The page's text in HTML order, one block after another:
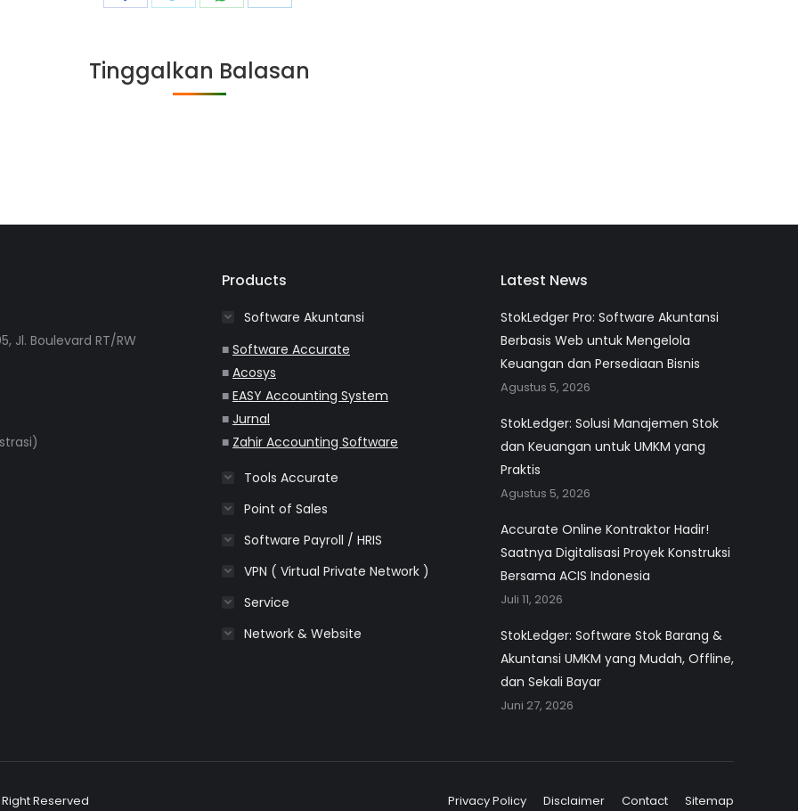
Tinggalkan Balasan
Jl. Boulevard RT/RW
Products
Software Akuntansi
■ Software Accurate
■ Acosys
■ EASY Accounting System
■ Jurnal
■ Zahir Accounting Software
Tools Accurate
Point of Sales
Software Payroll / HRIS
VPN ( Virtual Private Network )
Service
Network & Website
Latest News
StokLedger Pro: Software Akuntansi
Berbasis Web untuk Mengelola
Keuangan dan Persediaan Bisnis
Agustus 5, 2026
StokLedger: Solusi Manajemen Stok
dan Keuangan untuk UMKM yang
Praktis
Agustus 5, 2026
Accurate Online Kontraktor Hadir!
Saatnya Digitalisasi Proyek Konstruksi
Bersama ACIS Indonesia
Juli 11, 2026
StokLedger: Software Stok Barang &
Akuntansi UMKM yang Mudah, Offline,
dan Sekali Bayar
Juni 27, 2026
Reserved Privacy Policy Disclaimer Contact Sitemap